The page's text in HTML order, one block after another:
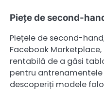
Piețe de second-
Piețele de second-
Facebook
rentabilă de a găsi
pentru antrenamentele
descoperiți modele